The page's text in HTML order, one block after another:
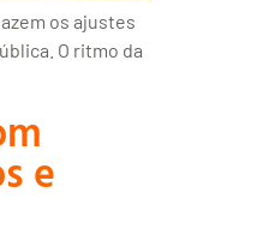
os ajustes
O ritmo da
e